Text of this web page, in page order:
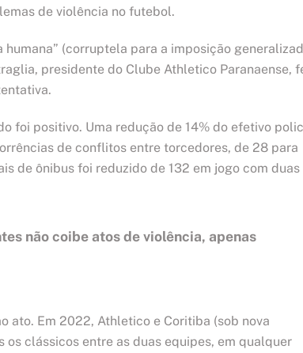
de violência no futebol.
(corruptela para a imposição
presidente do Clube Athletico Paranaense,
foi positivo. Uma redução de 14% do efetivo
de conflitos entre torcedores, de 28 para
de ônibus foi reduzido de 132 em jogo com duas
não coibe atos de violência, apenas
ato. Em 2022, Athletico e Coritiba (sob nova
clássicos entre as duas equipes, em qualquer